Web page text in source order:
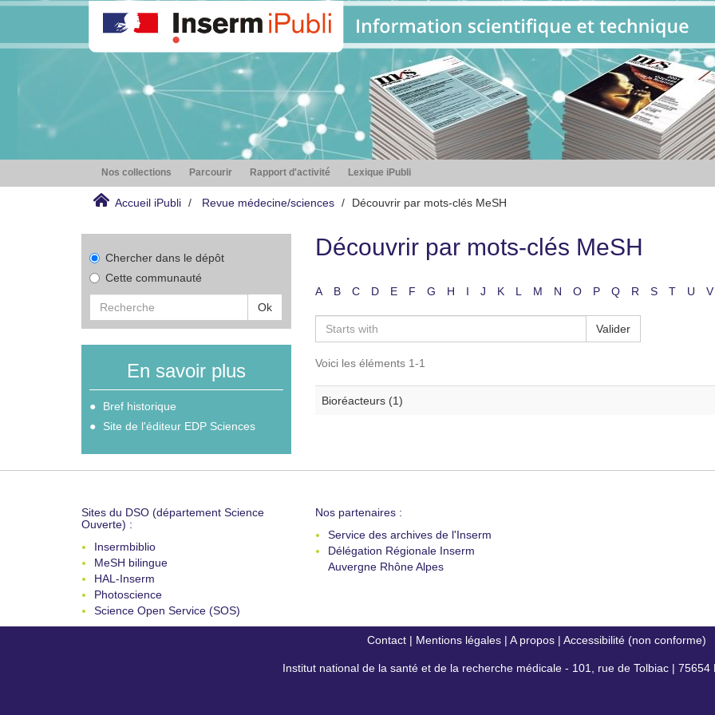
Nos collections Parcourir Rapport d'activité Lexique iPubli
Accueil iPubli Revue médecine/sciences Découvrir par mots-clés MeSH
Chercher dans le dépôt
Cette communauté
Ok
En savoir plus
Bref historique
Site de l'éditeur EDP Sciences
Découvrir par mots-clés MeSH
A B C D E F G H I J K L M N O P Q R S T U V
Valider
Voici les éléments 1-1
Bioréacteurs (1)
Sites du DSO (département Science
Ouverte) :
Insermbiblio
MeSH bilingue
HAL-Inserm
Photoscience
Science Open Service (SOS)
Nos partenaires :
Service des archives de l'Inserm
Délégation Régionale Inserm
Auvergne Rhône Alpes
Contact| Mentions légales| A propos| Accessibilité (non conforme)
Institut national de la santé et de la recherche médicale - 101, rue de Tolbiac | 75654